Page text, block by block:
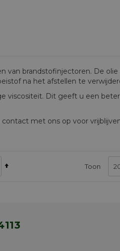
van brandstofinjectoren. De
na het afstellen te
viscositeit. Dit geeft u een
met ons op voor
Van
Toon